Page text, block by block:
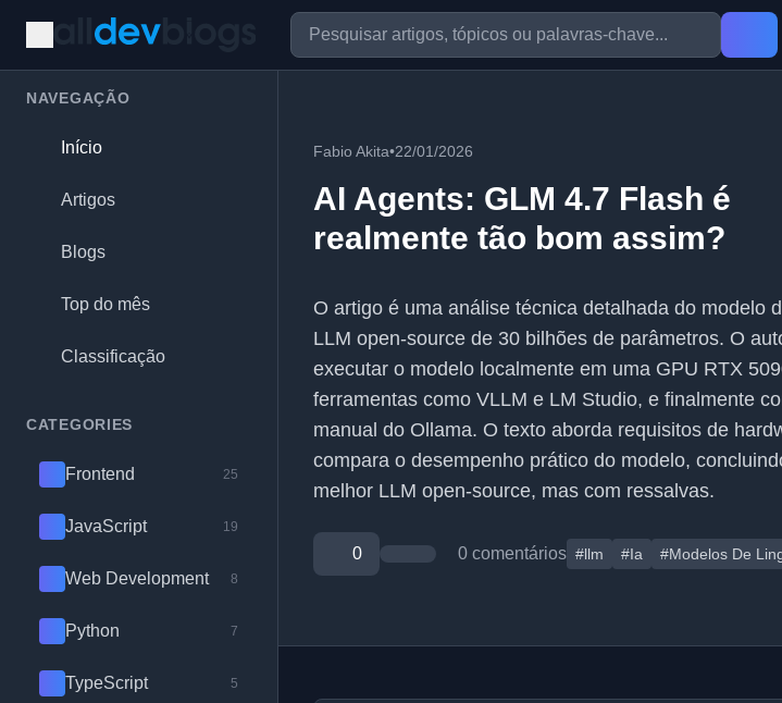
NAVEGAÇÃO
Início
Artigos
Blogs
Top do mês
Classificação
CATEGORIES
Frontend 25
JavaScript 19
Web Development 8
Python 7
TypeScript 5
Fabio Akita•22/01/2026
AI Agents: GLM 4.7 Flash é
realmente tão bom assim?
O artigo é uma análise técnica detalhada do modelo
LLM open-source de 30 bilhões de parâmetros. O
executar o modelo localmente em uma GPU RTX
ferramentas como VLLM e LM Studio, e finalmente
manual do Ollama. O texto aborda requisitos de
compara o desempenho prático do modelo,
melhor LLM open-source, mas com ressalvas.
0 0 comentários #llm #Ia #Modelos De